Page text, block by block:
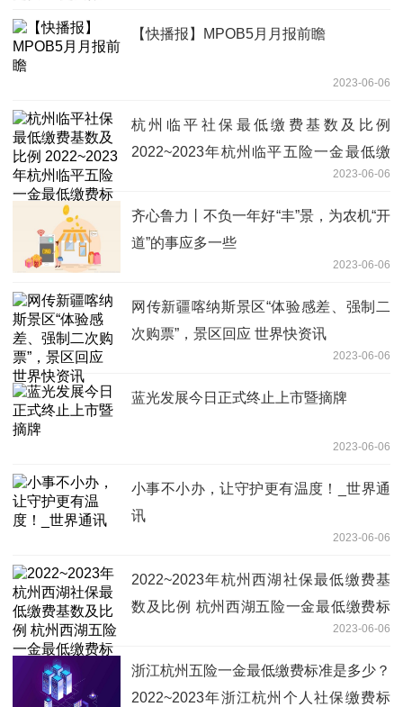
【快播报】MPOB5月月报前瞻
2023-06-06
杭州临平社保最低缴费基数及比例
2022~2023年杭州临平五险一金最低缴
2023-06-06
齐心鲁力丨不负一年好“丰”景，为农机“开
道”的事应多一些
2023-06-06
网传新疆喀纳斯景区“体验感差、强制二
次购票”，景区回应 世界快资讯
2023-06-06
蓝光发展今日正式终止上市暨摘牌
2023-06-06
小事不小办，让守护更有温度！_世界通
讯
2023-06-06
2022~2023年杭州西湖社保最低缴费基
数及比例 杭州西湖五险一金最低缴费标
2023-06-06
浙江杭州五险一金最低缴费标准是多少？
2022~2023年浙江杭州个人社保缴费标